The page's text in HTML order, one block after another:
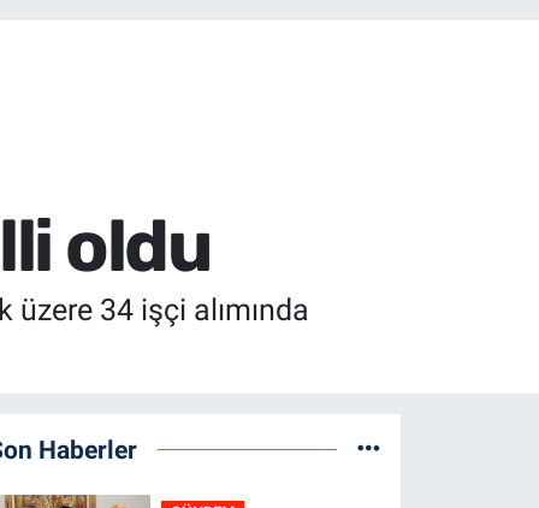
oldu
34 işçi alımında
Haberler